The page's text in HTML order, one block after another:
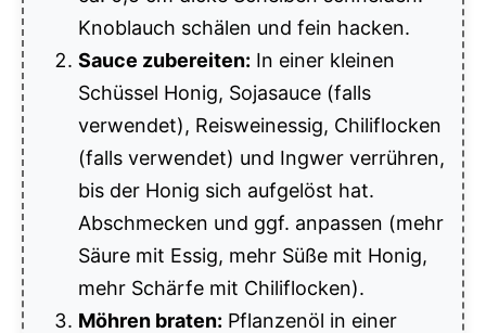
Knoblauch schälen und fein hacken.
Sauce zubereiten: In einer kleinen
Schüssel Honig, Sojasauce (falls
verwendet), Reisweinessig, Chiliflocken
(falls verwendet) und Ingwer verrühren,
bis der Honig sich aufgelöst hat.
Abschmecken und ggf. anpassen (mehr
Säure mit Essig, mehr Süße mit Honig,
mehr Schärfe mit Chiliflocken).
Möhren braten: Pflanzenöl in einer